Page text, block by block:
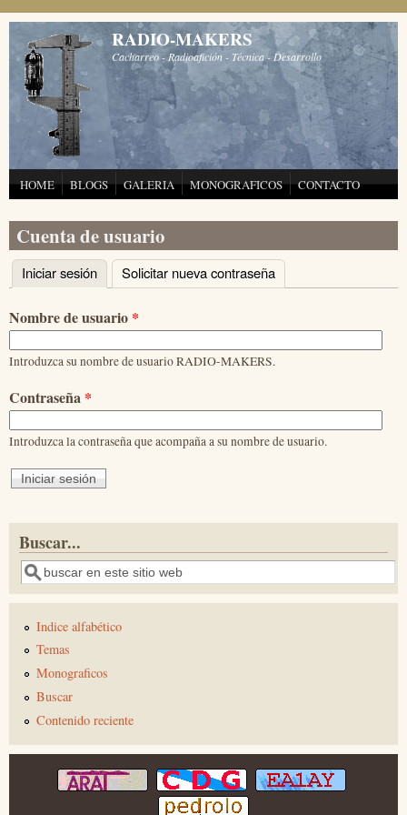
Pasar al contenido principal
RADIO-MAKERS
Cacharreo - Radioafición - Técnica - Desarrollo
HOME BLOGS GALERIA MONOGRAFICOS CONTACTO
Cuenta de usuario
Solapas principales
Iniciar sesión (solapa activa)
Solicitar nueva contraseña
Nombre de usuario *
Introduzca su nombre de usuario RADIO-MAKERS.
Contraseña *
Introduzca la contraseña que acompaña a su nombre de usuario.
Buscar...
Buscar
Indice alfabético
Temas
Monograficos
Buscar
Contenido reciente